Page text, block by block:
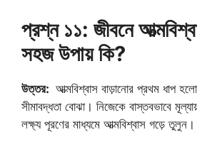
প্রশ্ন ১১: জীবনে
সহজ উপায় কি?
উত্তর: আত্মবিশ্বাস বাড়ানোর প্রথম ধাপ
সীমাবদ্ধতা বোঝা। নিজেকে বাস্তবভাবে
লক্ষ্য পূরণের মাধ্যমে আত্মবিশ্বাস গড়ে তুলুন।